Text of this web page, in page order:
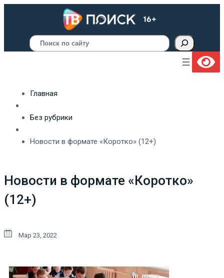
Поиск
Главная
Без рубрики
Новости в формате «Коротко» (12+)
Новости в формате «Коротко»
(12+)
Мар 23, 2022